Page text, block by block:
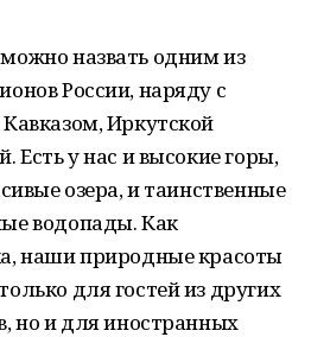
назвать одним из
России, наряду с
Иркутской
Есть у нас и высокие горы,
озера, и таинственные
водопады. Как
наши природные красоты
для гостей из других
но и для иностранных